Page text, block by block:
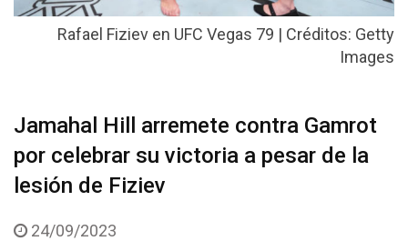
Rafael Fiziev en UFC Vegas 79 | Créditos: Getty
Images
Jamahal Hill arremete contra Gamrot
por celebrar su victoria a pesar de la
lesión de Fiziev
24/09/2023